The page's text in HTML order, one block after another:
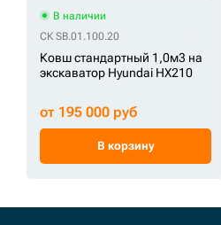
В наличии
СК SB.01.100.20
Ковш стандартный 1,0м3 на
экскаватор Hyundai HX210
от 195 000 руб
В корзину